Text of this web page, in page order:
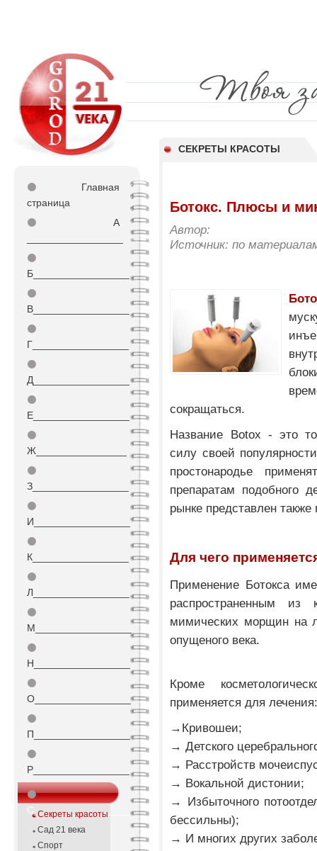
СЕКРЕТЫ КРАСОТЫ
⚫
Главная
страница
⚫
А
⚫
Б_________________
⚫
В_________________
⚫
Г_________________
⚫
Д_________________
⚫
Е_________________
⚫
Ж________________
⚫
З_________________
⚫
И_________________
⚫
К_________________
⚫
Л_________________
⚫
М_________________
⚫
Н_________________
⚫
О_________________
⚫
П_________________
⚫
Р_________________
⚫
С_________________
Секреты красоты
Сад 21 века
Спорт
Ботокс. Плюсы и
Автор:
Источник: по
сокращаться.
Название Botox - это
силу своей
простонародье
препаратам подобного
рынке представлен
Для чего
Применение Ботокса
распространенным из
мимических морщин на
опущеного века.
Кроме
применяется для
→Кривошеи;
→ Детского
→ Расстройств
→ Вокальной дистонии;
→ Избыточного
бессильны);
→ И многих других